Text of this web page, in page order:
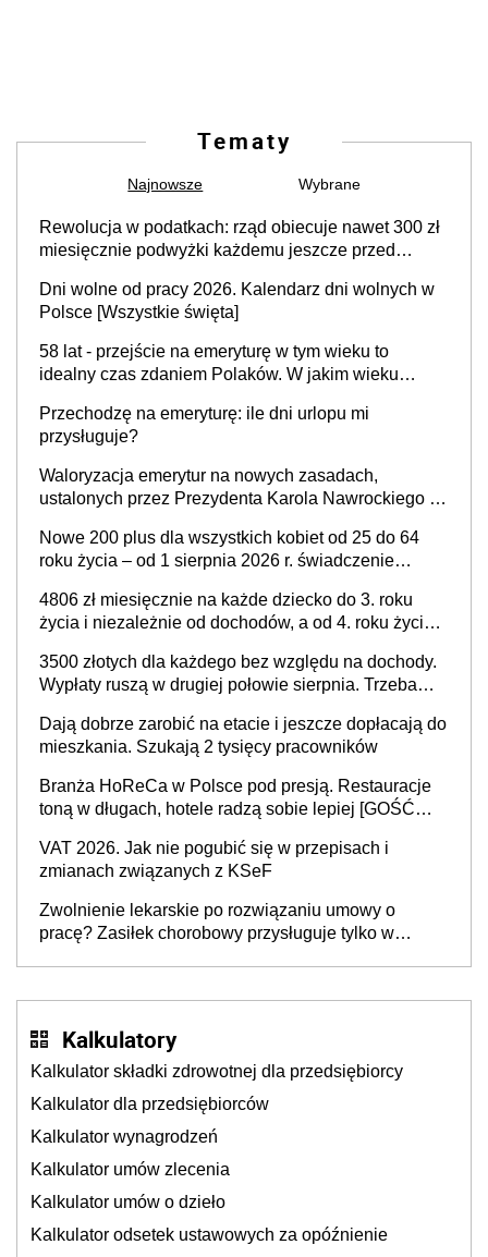
Tematy
Najnowsze Wybrane
Rewolucja w podatkach: rząd obiecuje nawet 300 zł
miesięcznie podwyżki każdemu jeszcze przed
Dni wolne od pracy 2026. Kalendarz dni wolnych w
Polsce [Wszystkie święta]
58 lat - przejście na emeryturę w tym wieku to
idealny czas zdaniem Polaków. W jakim wieku
Przechodzę na emeryturę: ile dni urlopu mi
przysługuje?
Waloryzacja emerytur na nowych zasadach,
ustalonych przez Prezydenta Karola Nawrockiego –
podwyżka świadczeń?
Nowe 200 plus dla wszystkich kobiet od 25 do 64
roku życia – od 1 sierpnia 2026 r. świadczenie
4806 zł miesięcznie na każde dziecko do 3. roku
życia i niezależnie od dochodów, a od 4. roku życia
spadku liczby urodzeń w Polsce
3500 złotych dla każdego bez względu na dochody.
Wypłaty ruszą w drugiej połowie sierpnia. Trzeba
Dają dobrze zarobić na etacie i jeszcze dopłacają do
mieszkania. Szukają 2 tysięcy pracowników
Branża HoReCa w Polsce pod presją. Restauracje
toną w długach, hotele radzą sobie lepiej [GOŚĆ
VAT 2026. Jak nie pogubić się w przepisach i
zmianach związanych z KSeF
Zwolnienie lekarskie po rozwiązaniu umowy o
pracę? Zasiłek chorobowy przysługuje tylko w
Kalkulatory
Kalkulator składki zdrowotnej dla przedsiębiorcy
Kalkulator dla przedsiębiorców
Kalkulator wynagrodzeń
Kalkulator umów zlecenia
Kalkulator umów o dzieło
Kalkulator odsetek ustawowych za opóźnienie